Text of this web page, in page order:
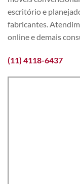
escritório e
fabricantes.
online e demais
(11) 4118-6437